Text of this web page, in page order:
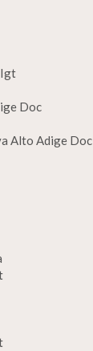
Doc
Alto Adige Doc